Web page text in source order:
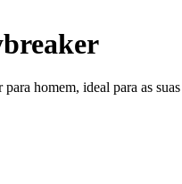
homem, ideal para as